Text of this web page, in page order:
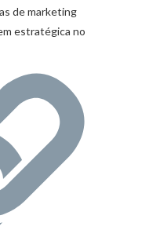
de marketing
estratégica no